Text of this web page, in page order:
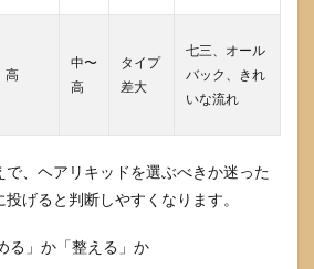
高
中〜
高
タイプ
差大
七三、オール
バック、きれ
いな流れ
で、ヘアリキッドを選ぶべきか迷った
げると判断しやすくなります。
る」か「整える」か